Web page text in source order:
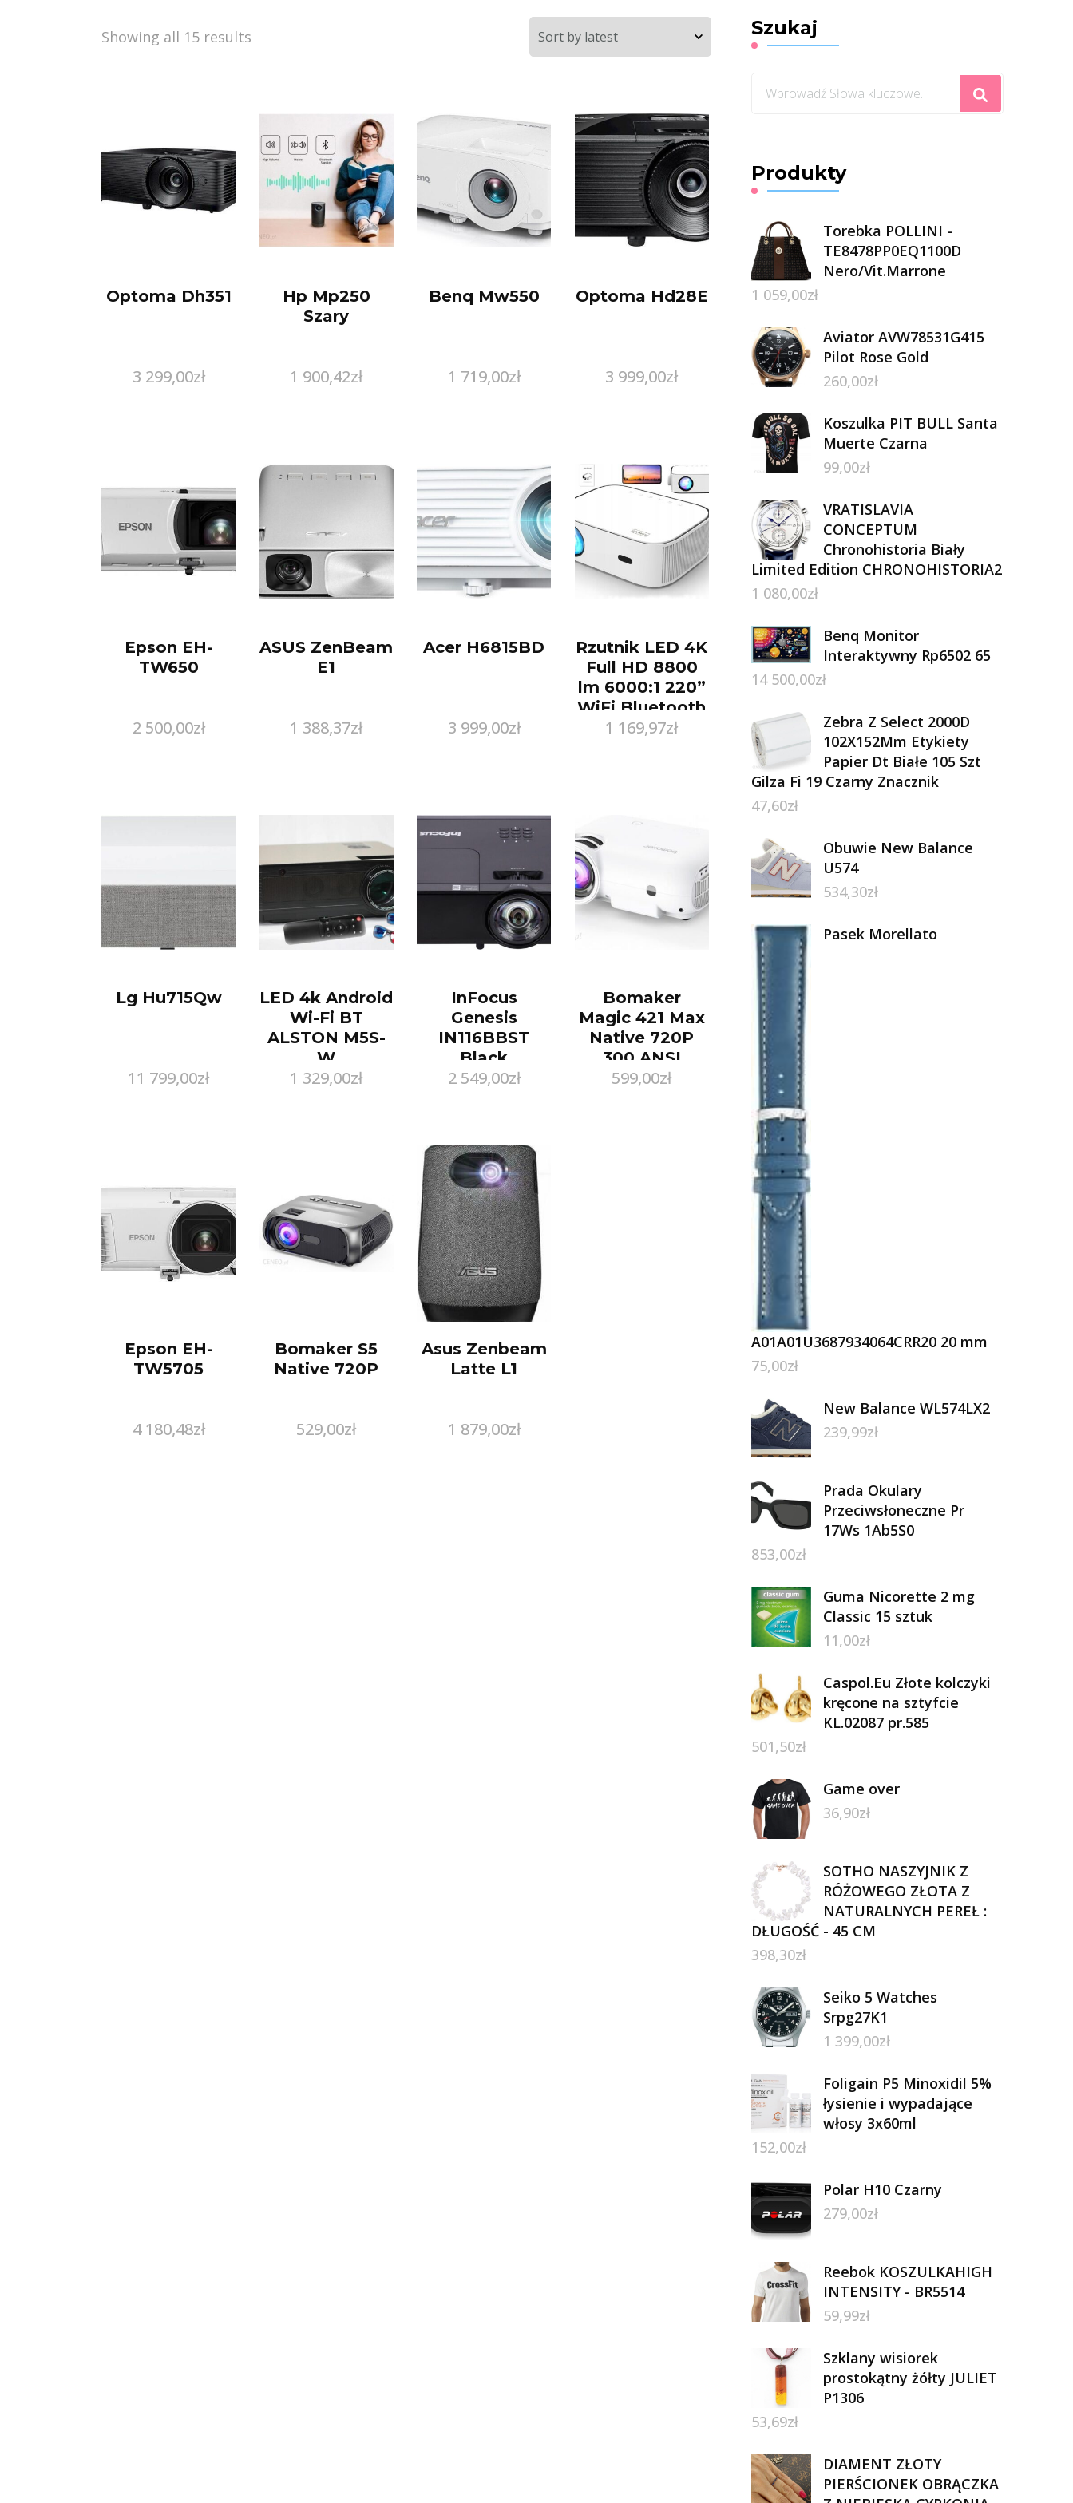
Showing all 15 results
Optoma Dh351
3 299,00zł
Hp Mp250
Szary
1 900,42zł
Benq Mw550
1 719,00zł
Optoma Hd28E
3 999,00zł
Epson EH-
TW650
2 500,00zł
ASUS ZenBeam
E1
1 388,37zł
Acer H6815BD
3 999,00zł
Rzutnik LED 4K
Full HD 8800
lm 6000:1 220”
WiFi Bluetooth
Zenwire Yg550
1 169,97zł
Lg Hu715Qw
11 799,00zł
LED 4k Android
Wi-Fi BT
ALSTON M5S-
W
1 329,00zł
InFocus
Genesis
IN116BBST
Black
2 549,00zł
Bomaker
Magic 421 Max
Native 720P
300 ANSI
Lumens 2.4G
599,00zł
Epson EH-
TW5705
4 180,48zł
Bomaker S5
Native 720P
529,00zł
Asus Zenbeam
Latte L1
1 879,00zł
Szukaj
Szukasz
Produkty
Torebka POLLINI -
TE8478PP0EQ1100D
Nero/Vit.Marrone
1 059,00zł
Aviator AVW78531G415
Pilot Rose Gold
260,00zł
Koszulka PIT BULL Santa
Muerte Czarna
99,00zł
VRATISLAVIA
CONCEPTUM
Chronohistoria Biały
Limited Edition CHRONOHISTORIA2
1 080,00zł
Benq Monitor
Interaktywny Rp6502 65
14 500,00zł
Zebra Z Select 2000D
102X152Mm Etykiety
Papier Dt Białe 105 Szt
Gilza Fi 19 Czarny Znacznik
47,60zł
Obuwie New Balance
U574
534,30zł
Pasek Morellato
A01A01U3687934064CRR20 20 mm
75,00zł
New Balance WL574LX2
239,99zł
Prada Okulary
Przeciwsłoneczne Pr
17Ws 1Ab5S0
853,00zł
Guma Nicorette 2 mg
Classic 15 sztuk
11,00zł
Caspol.Eu Złote kolczyki
kręcone na sztyfcie
KL.02087 pr.585
501,50zł
Game over
36,90zł
SOTHO NASZYJNIK Z
RÓŻOWEGO ZŁOTA Z
NATURALNYCH PEREŁ :
DŁUGOŚĆ - 45 CM
398,30zł
Seiko 5 Watches
Srpg27K1
1 399,00zł
Foligain P5 Minoxidil 5%
łysienie i wypadające
włosy 3x60ml
152,00zł
Polar H10 Czarny
279,00zł
Reebok KOSZULKAHIGH
INTENSITY - BR5514
59,99zł
Szklany wisiorek
prostokątny żółty JULIET
P1306
53,69zł
DIAMENT ZŁOTY
PIERŚCIONEK OBRĄCZKA